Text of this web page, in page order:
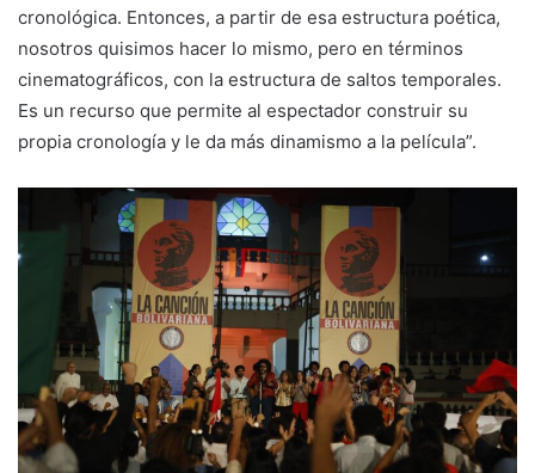
cronológica. Entonces, a partir de esa estructura poética,
nosotros quisimos hacer lo mismo, pero en términos
cinematográficos, con la estructura de saltos temporales.
Es un recurso que permite al espectador construir su
propia cronología y le da más dinamismo a la película”.